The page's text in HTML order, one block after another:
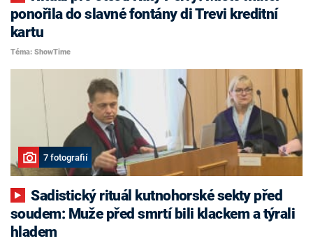
ponořila do slavné fontány di Trevi kreditní
kartu
Téma: ShowTime
7 fotografií
Sadistický rituál kutnohorské sekty před
soudem: Muže před smrtí bili klackem a týrali
hladem